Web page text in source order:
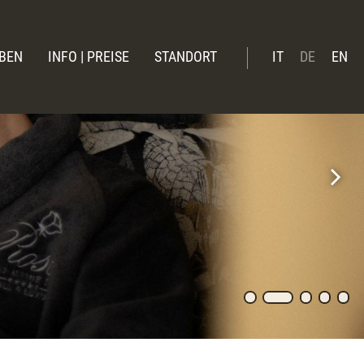
INFO | PREISE
Preise Sommer 26
Preise Winter 2026 | 27
Verwöhnleistungen
Online-Zahlung
STANDORT IT DE EN